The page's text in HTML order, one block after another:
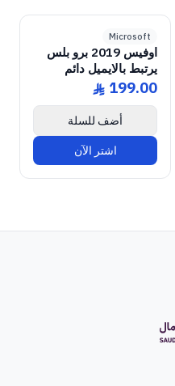
GENUINE SOFTWARE
LICENSE
Office
2019 Pro Plus
Windows • 1 Device •
Microsoft
اوفيس 2019 برو بلس
يرتبط بالايميل دائم
ê 199.00
أضف للسلة
اشتر الآن